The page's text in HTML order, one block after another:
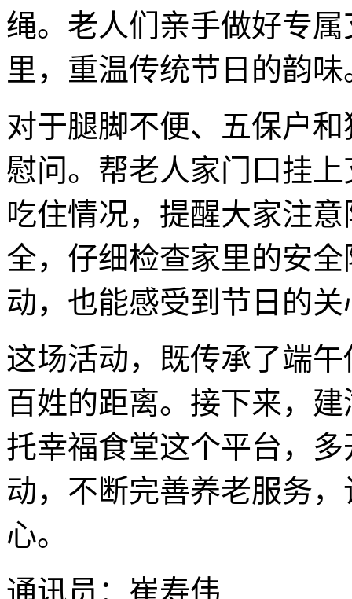
绳。老人们亲手做好专
里，重温传统节日的韵味
对于腿脚不便、五保户
慰问。帮老人家门口挂
吃住情况，提醒大家注
全，仔细检查家里的安
动，也能感受到节日的关
这场活动，既传承了端
百姓的距离。接下来，
托幸福食堂这个平台，
动，不断完善养老服务
心。
通讯员：崔寿伟